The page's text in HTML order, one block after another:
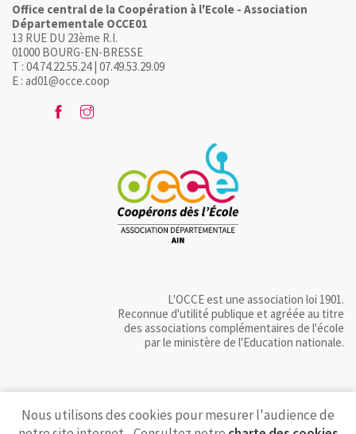
Office central de la Coopération à l'Ecole - Association
Départementale OCCE01
13 RUE DU 23ème R.I.
01000 BOURG-EN-BRESSE
T : 04.74.22.55.24 | 07.49.53.29.09
E : ad01@occe.coop
L'OCCE est une association loi 1901.
Reconnue d'utilité publique et agréée au titre
des associations complémentaires de l'école
par le ministère de l'Education nationale.
Nous utilisons des cookies pour mesurer l'audience de